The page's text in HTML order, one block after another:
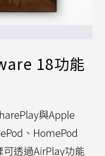
18功能
與Apple
、HomePod
透過AirPlay功能